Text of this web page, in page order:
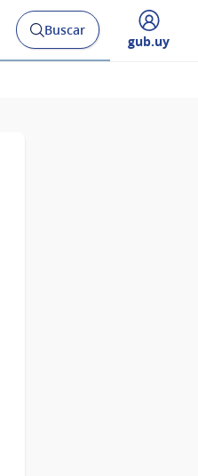
Abrir
buscador
Buscar
Desplegar
gub.uy